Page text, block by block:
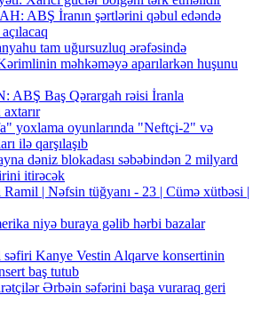
ABŞ İranın şərtlərini qəbul edəndə
tam uğursuzluq ərəfəsində
məhkəməyə aparılarkən huşunu
ABŞ Baş Qərargah rəisi İranla
yoxlama oyunlarında "Neftçi-2" və
ilə qarşılaşıb
dəniz blokadası səbəbindən 2 milyard
itirəcək
Ramil | Nəfsin tüğyanı - 23 | Cümə xütbəsi |
niyə buraya gəlib hərbi bazalar
səfiri Kanye Vestin Alqarve konsertinin
baş tutub
Ərbəin səfərini başa vuraraq geri